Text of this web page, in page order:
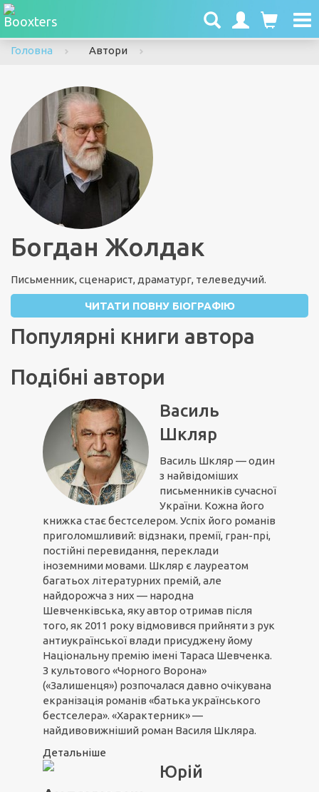
Головна
Автори
Богдан Жолдак
Письменник, сценарист, драматург, телеведучий.
ЧИТАТИ ПОВНУ БІОГРАФІЮ
Популярні книги автора
Подібні автори
Василь
Шкляр
Василь Шкляр — один
з найвідоміших
письменників сучасної
України. Кожна його
книжка стає бестселером. Успіх його романів
приголомшливий: відзнаки, премії, гран-прі,
постійні перевидання, переклади
іноземними мовами. Шкляр є лауреатом
багатьох літературних премій, але
найдорожча з них — народна
Шевченківська, яку автор отримав після
того, як 2011 року відмовився прийняти з рук
антиукраїнської влади присуджену йому
Національну премію імені Тараса Шевченка.
З культового «Чорного Ворона»
(«Залишенця») розпочалася давно очікувана
екранізація романів «батька українського
бестселера». «Характерник» —
найдивовижніший роман Василя Шкляра.
Детальніше
Юрій